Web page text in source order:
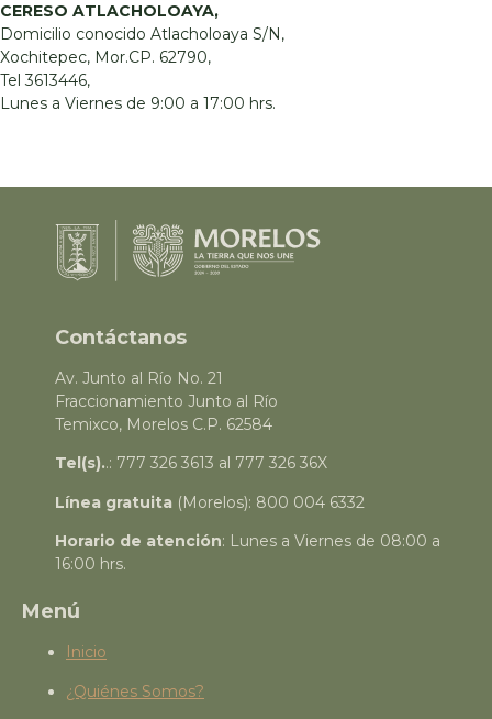
CERESO ATLACHOLOAYA,
Domicilio conocido Atlacholoaya S/N,
Xochitepec, Mor.CP. 62790,
Tel 3613446,
Lunes a Viernes de 9:00 a 17:00 hrs.
Contáctanos
Av. Junto al Río No. 21
Fraccionamiento Junto al Río
Temixco, Morelos C.P. 62584
Tel(s)..: 777 326 3613 al 777 326 36X
Línea gratuita (Morelos): 800 004 6332
Horario de atención: Lunes a Viernes de 08:00 a
16:00 hrs.
Menú
Inicio
¿Quiénes Somos?